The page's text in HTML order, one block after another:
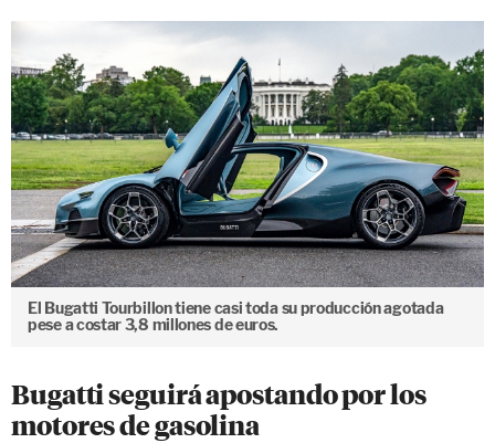
El Bugatti Tourbillon tiene casi toda su producción agotada
pese a costar 3,8 millones de euros.
Bugatti seguirá apostando por los
motores de gasolina